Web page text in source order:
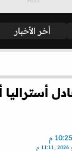
أخر الأخبار